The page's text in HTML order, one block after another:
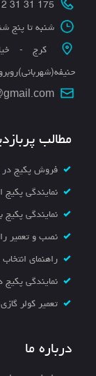
175 31 31 0912 - 026-32224334
شنبه تا پنج شنبه
مطالب
فروش پکیج
نمایندگی پکیج
نمایندگی پکیج
نصب و تعمیر
راهنمای
نمایندگی
تعمیر کولر
درباره ما